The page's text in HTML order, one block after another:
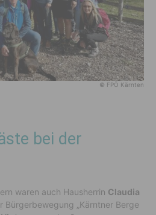
© FPÖ Kärnten
bei der
waren auch Hausherrin Claudia
Bürgerbewegung „Kärntner Berge